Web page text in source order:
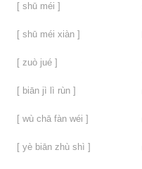
[ shū méi ]
[ shū méi xiàn ]
[ zuò jué ]
[ biān jì lì rùn ]
[ wù chā fàn wéi ]
[ yè biān zhù shì ]